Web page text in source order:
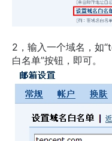
2，输入一个域名，如
白名单”按钮，即可。